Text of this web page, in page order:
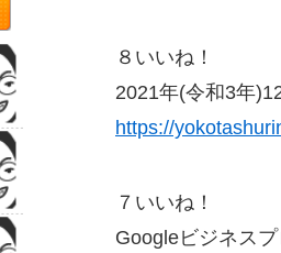
８いいね！
2021年(令和3年
https://
７いいね！
Googleビジネス